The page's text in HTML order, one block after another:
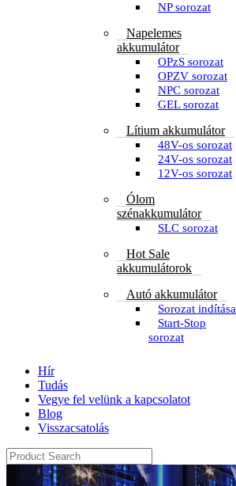
NP sorozat
Napelemes
akkumulátor
OPzS sorozat
OPZV sorozat
NPC sorozat
GEL sorozat
Lítium akkumulátor
48V-os sorozat
24V-os sorozat
12V-os sorozat
Ólom
szénakkumulátor
SLC sorozat
Hot Sale
akkumulátorok
Autó akkumulátor
Sorozat indítása
Start-Stop
sorozat
Hír
Tudás
Vegye fel velünk a kapcsolatot
Blog
Visszacsatolás